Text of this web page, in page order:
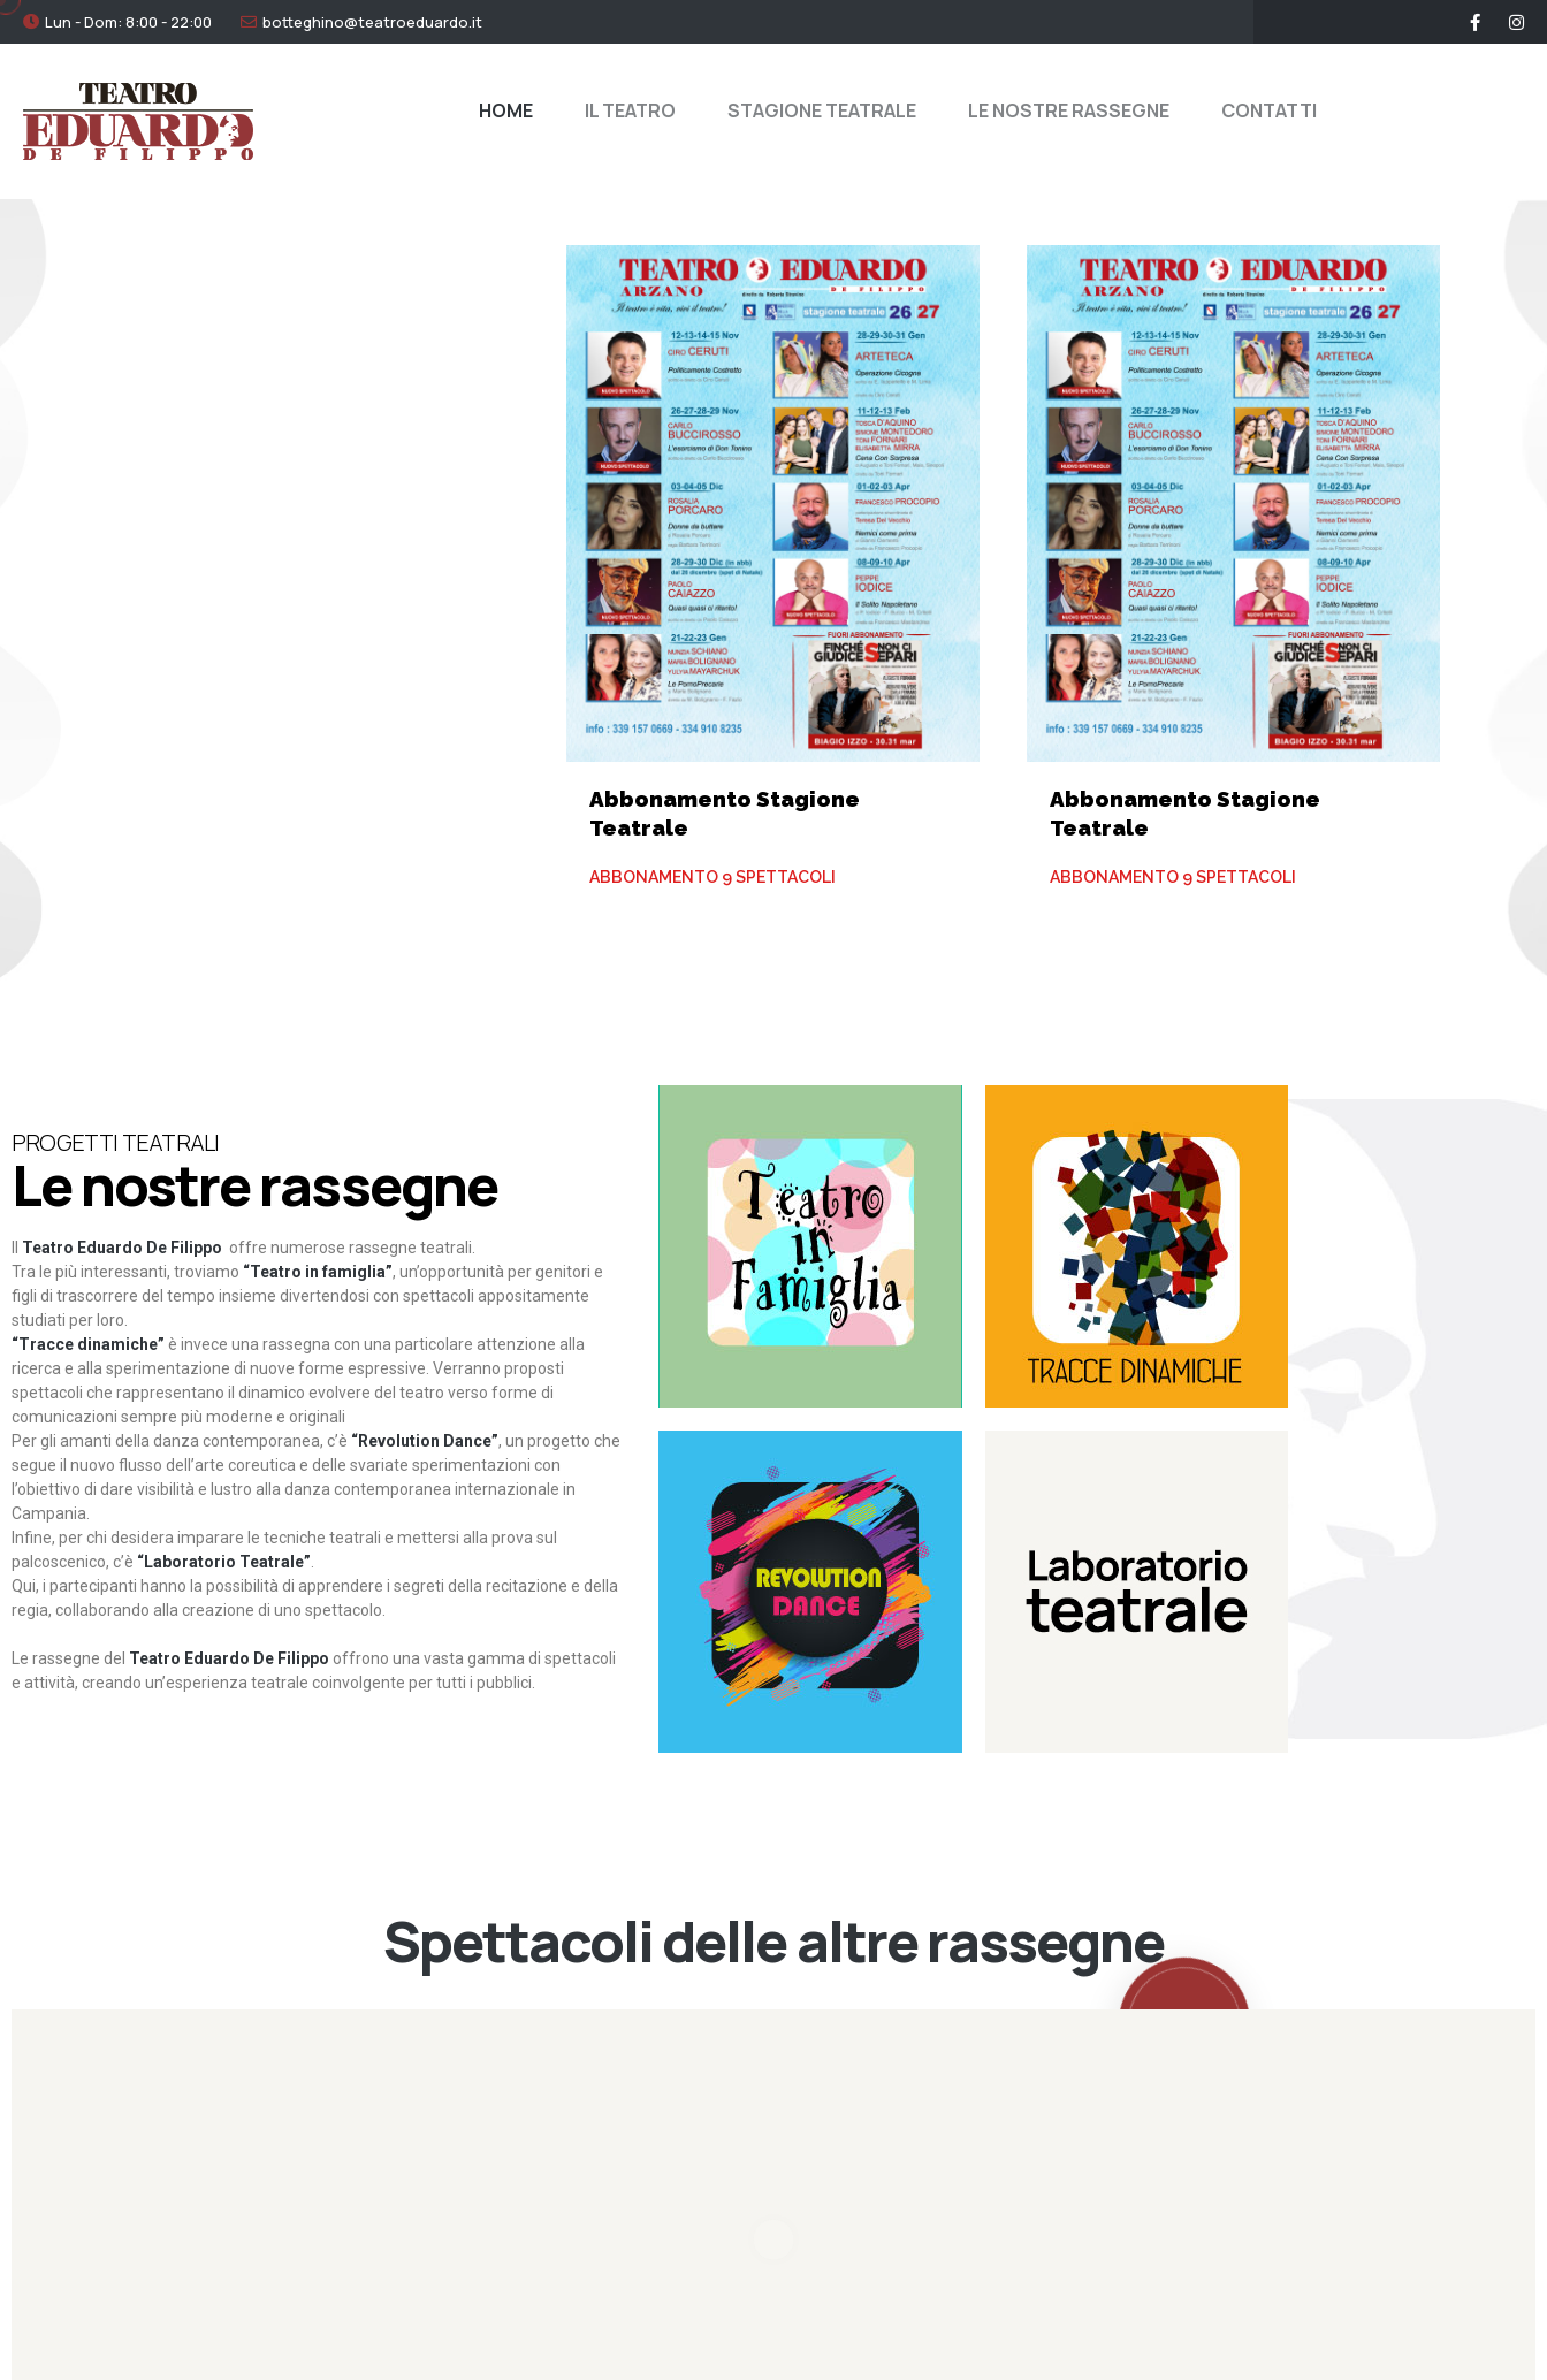
Lun - Dom: 8:00 - 22:00 botteghino@teatroeduardo.it
HOME IL TEATRO STAGIONE TEATRALE LE NOSTRE RASSEGNE CONTATTI
Abbonamento Stagione
Teatrale
ABBONAMENTO 9 SPETTACOLI
Abbonamento Stagione
Teatrale
ABBONAMENTO 9 SPETTACOLI
PROGETTI TEATRALI
Le nostre rassegne
Teatro Eduardo De Filippo offre numerose rassegne teatrali.
Tra le più interessanti, troviamo “Teatro in famiglia”, un’opportunità per genitori e
figli di trascorrere del tempo insieme divertendosi con spettacoli appositamente
studiati per loro.
“Tracce dinamiche” è invece una rassegna con una particolare attenzione alla
ricerca e alla sperimentazione di nuove forme espressive. Verranno proposti
spettacoli che rappresentano il dinamico evolvere del teatro verso forme di
comunicazioni sempre più moderne e originali
Per gli amanti della danza contemporanea, c’è “Revolution Dance”, un progetto che
segue il nuovo flusso dell’arte coreutica e delle svariate sperimentazioni con
l’obiettivo di dare visibilità e lustro alla danza contemporanea internazionale in
Campania.
Infine, per chi desidera imparare le tecniche teatrali e mettersi alla prova sul
palcoscenico, c’è “Laboratorio Teatrale”
Qui, i partecipanti hanno la possibilità di apprendere i segreti della recitazione e della
regia, collaborando alla creazione di uno spettacolo.
Le rassegne del Teatro Eduardo De Filippo offrono una vasta gamma di spettacoli
e attività, creando un’esperienza teatrale coinvolgente per tutti i pubblici.
Teatro in famiglia
Teatro In Famiglia è una
rassegna di teatro concepita
per far condividere e godere
del teatro all’intera famiglia.
Continua
Tracce dinamiche
Tracce Dinamiche è una
rassegna di teatro
d’innovazione e sperimentale.
Continua
Revolution Dance
Rassegna di danza
contemporanea – I Edizione
Continua
Laboratorio di teatro del
Teatro Eduardo de Filippo
Spettacoli delle altre rassegne